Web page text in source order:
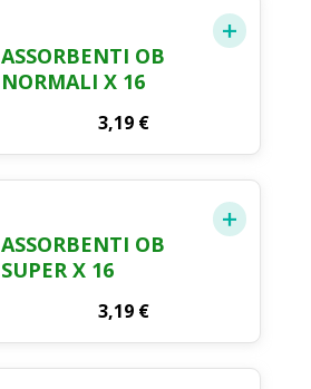
ASSORBENTI OB
NORMALI X 16
3,19 €
ASSORBENTI OB
SUPER X 16
3,19 €